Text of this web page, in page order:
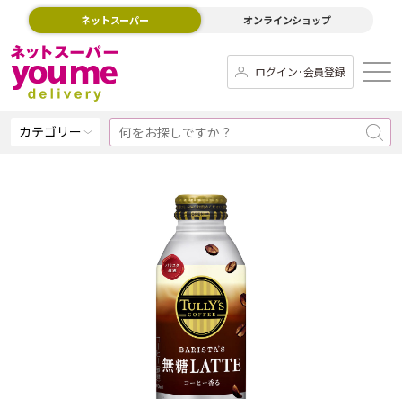
ネットスーパー オンラインショップ
ログイン･会員登録
カテゴリー